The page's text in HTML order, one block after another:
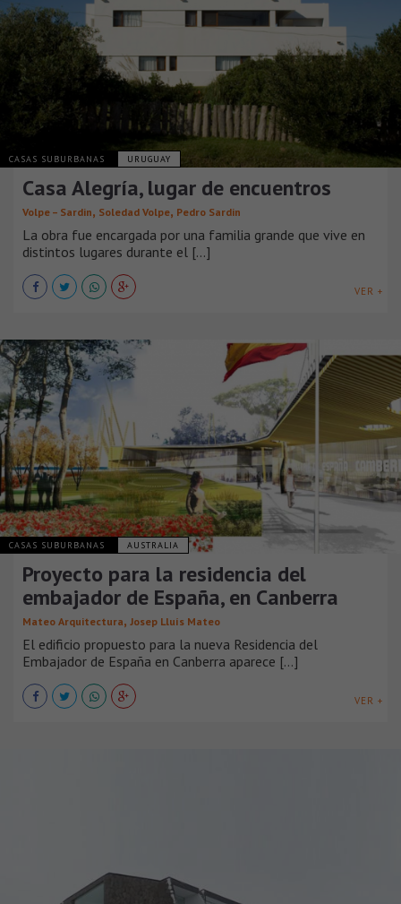
CASAS SUBURBANAS URUGUAY
Casa Alegría, lugar de encuentros
Volpe – Sardin, Soledad Volpe, Pedro Sardin
La obra fue encargada por una familia grande que vive en
distintos lugares durante el [...]
VER +
CASAS SUBURBANAS AUSTRALIA
Proyecto para la residencia del
embajador de España, en Canberra
Mateo Arquitectura, Josep Lluís Mateo
El edificio propuesto para la nueva Residencia del
Embajador de España en Canberra aparece [...]
VER +